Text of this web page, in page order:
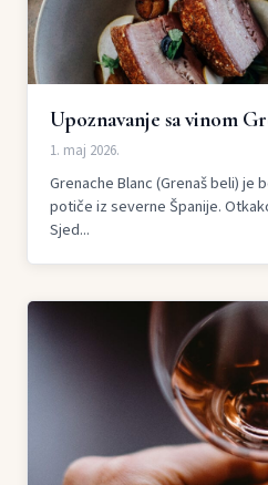
Upoznavanje sa vinom
1. maj 2026.
Grenache Blanc (Grenaš beli) je
potiče iz severne Španije.
Sjed...